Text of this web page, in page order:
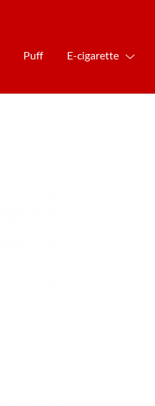
Puff E-cigarette